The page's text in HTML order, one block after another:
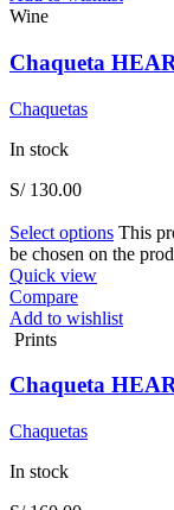
Wine
Chaqueta
Chaquetas
In stock
S/130.00
Select options This
be chosen on the
Quick view
Compare
Add to wishlist
Prints
Chaqueta
Chaquetas
In stock